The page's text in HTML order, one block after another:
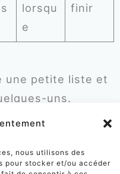
nous utilisons des
pour stocker et/ou accéder
lorsqu
e
finir
une petite liste et
uns.
pas les
la copie plus
c’est précieux.